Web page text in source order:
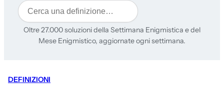
Cerca
Oltre 27.000 soluzioni della Settimana Enigmistica e del
Mese Enigmistico, aggiornate ogni settimana.
DEFINIZIONI